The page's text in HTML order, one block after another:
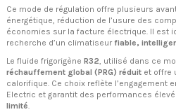
Ce mode de régulation offre plusieurs
énergétique, réduction de l’usure des
économies sur la facture électrique. Il est
recherche d’un climatiseur fiable,
Le fluide frigorigène R32, utilisé dans ce
réchauffement global (PRG) réduit et offre
calorifique. Ce choix reflète l’engagement
Electric et garantit des performances
limité.